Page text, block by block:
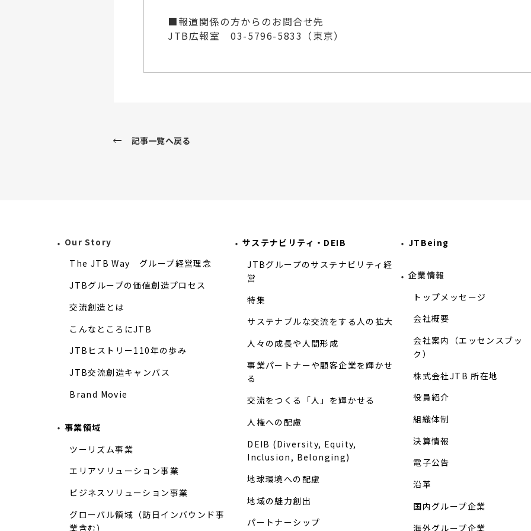
■報道関係の方からのお問合せ先
JTB広報室 03-5796-5833（東京）
記事一覧へ戻る
Our Story
The JTB Way グループ経営理念
JTBグループの価値創造プロセス
交流創造とは
こんなところにJTB
JTBヒストリー110年の歩み
JTB交流創造キャンバス
Brand Movie
事業領域
ツーリズム事業
エリアソリューション事業
ビジネスソリューション事業
グローバル領域（訪日インバウンド事
業含む）
サステナビリティ・DEIB
JTBグループのサステナビリティ経
営
特集
サステナブルな交流をする人の拡大
人々の成長や人間形成
事業パートナーや顧客企業を輝かせ
る
交流をつくる「人」を輝かせる
人権への配慮
DEIB (Diversity, Equity,
Inclusion, Belonging)
地球環境への配慮
地域の魅力創出
パートナーシップ
JTBeing
企業情報
トップメッセージ
会社概要
会社案内（エッセンスブッ
ク）
株式会社JTB 所在地
役員紹介
組織体制
決算情報
電子公告
沿革
国内グループ企業
海外グループ企業